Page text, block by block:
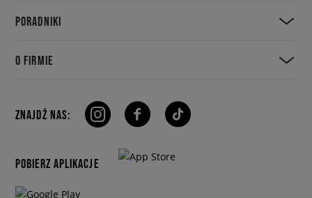
PORADNIKI
O FIRMIE
ZNAJDŹ NAS:
POBIERZ APLIKACJE